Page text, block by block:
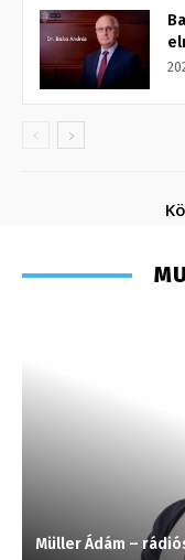
Müller Ádám –